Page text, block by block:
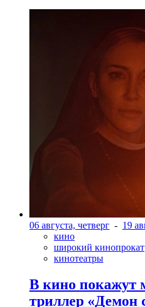
06 августа, четверг - 19
кино
широкий кинопрокат
кинотеатры
В кино покажут
триллер «Демон